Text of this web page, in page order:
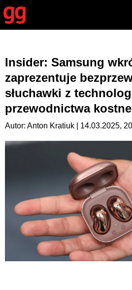
Insider: Samsung
zaprezentuje
słuchawki z
przewodnictwa
Autor: Anton Kratiuk | 14.03.2025,